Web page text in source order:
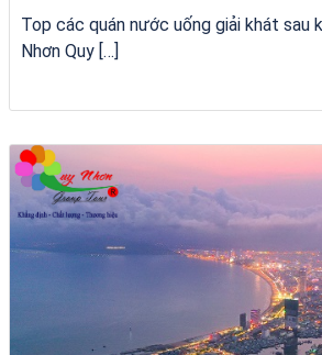
Top các quán nước uống giải khát sau
Nhơn Quy […]